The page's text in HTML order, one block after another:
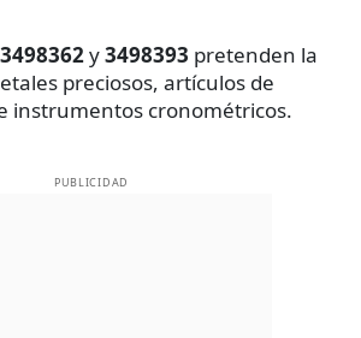
3498362y3498393 pretenden la
preciosos, artículos de
instrumentos cronométricos.
PUBLICIDAD